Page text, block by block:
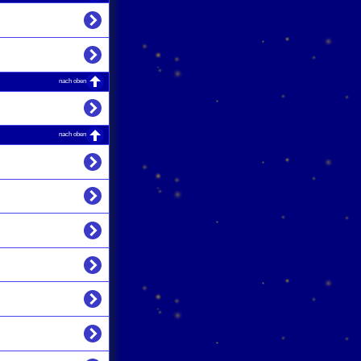
nach oben
nach oben